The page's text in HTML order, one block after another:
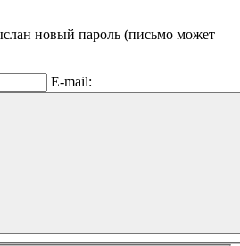
новый пароль (письмо может
E-mail: